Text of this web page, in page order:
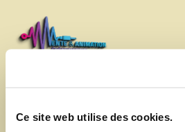
Ce site web utilise des cookies.
Family